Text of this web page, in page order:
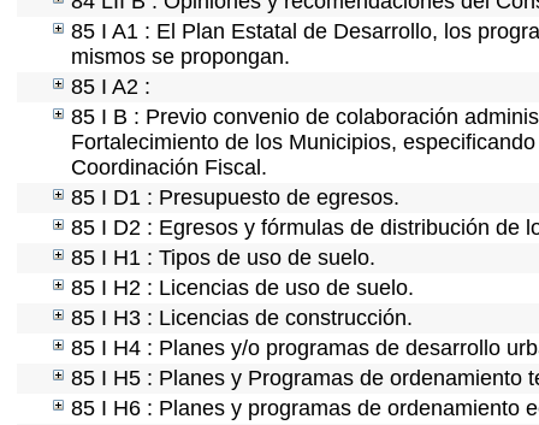
85 I A1 : El Plan Estatal de Desarrollo, los
mismos se propongan.
85 I A2 :
85 I B : Previo convenio de colaboración
Fortalecimiento de los Municipios,
Coordinación Fiscal.
85 I D1 : Presupuesto de egresos.
85 I D2 : Egresos y fórmulas de distribución de
85 I H1 : Tipos de uso de suelo.
85 I H2 : Licencias de uso de suelo.
85 I H3 : Licencias de construcción.
85 I H4 : Planes y/o programas de desarrollo
85 I H5 : Planes y Programas de ordenamiento
85 I H6 : Planes y programas de ordenamiento